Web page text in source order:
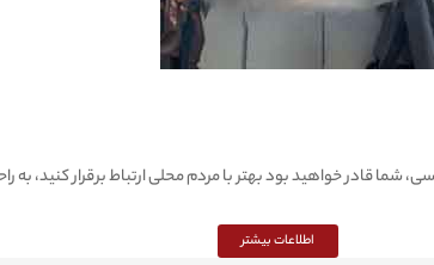
قادر خواهید بود بهتر با مردم محلی ارتباط برقرار کنید، به
اطلاعات بیشتر